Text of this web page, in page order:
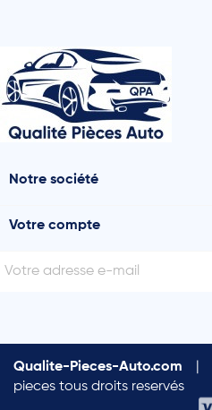
Notre société
Votre compte
Qualite-Pieces-Auto.com
pieces tous droits reservés